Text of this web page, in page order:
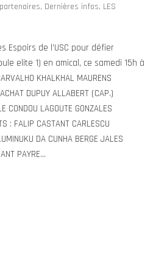
, Dernières infos, LES
Espoirs de l’USC pour défier
elite 1) en amical, ce samedi 15h à
KHALKHAL MAURENS
DUPUY ALLABERT (CAP.)
CONDOU LAGOUTE GONZALES
: FALIP CASTANT CARLESCU
DA CUNHA BERGE JALES
PAYRE...